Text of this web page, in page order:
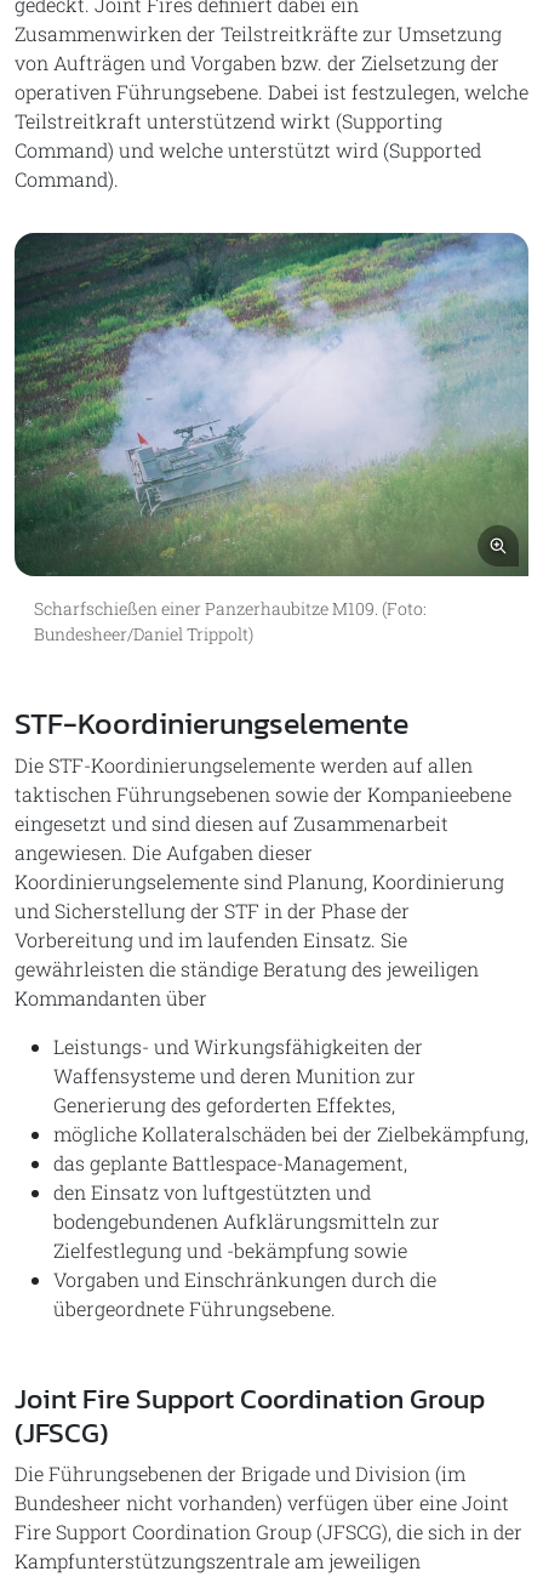
Zusammenwirken der Teilstreitkräfte zur Umsetzung
von Aufträgen und Vorgaben bzw. der Zielsetzung der
operativen Führungsebene. Dabei ist festzulegen, welche
Teilstreitkraft unterstützend wirkt (Supporting
Command) und welche unterstützt wird (Supported
Command).
Scharfschießen einer Panzerhaubitze M109. (Foto:
Bundesheer/Daniel Trippolt)
STF-Koordinierungselemente
Die STF-Koordinierungselemente werden auf allen
taktischen Führungsebenen sowie der Kompanieebene
eingesetzt und sind diesen auf Zusammenarbeit
angewiesen. Die Aufgaben dieser
Koordinierungselemente sind Planung, Koordinierung
und Sicherstellung der STF in der Phase der
Vorbereitung und im laufenden Einsatz. Sie
gewährleisten die ständige Beratung des jeweiligen
Kommandanten über
Leistungs- und Wirkungsfähigkeiten der
Waffensysteme und deren Munition zur
Generierung des geforderten Effektes,
mögliche Kollateralschäden bei der Zielbekämpfung,
das geplante Battlespace-Management,
den Einsatz von luftgestützten und
bodengebundenen Aufklärungsmitteln zur
Zielfestlegung und -bekämpfung sowie
Vorgaben und Einschränkungen durch die
übergeordnete Führungsebene.
Joint Fire Support Coordination Group
(JFSCG)
Die Führungsebenen der Brigade und Division (im
Bundesheer nicht vorhanden) verfügen über eine Joint
Fire Support Coordination Group (JFSCG), die sich in der
Kampfunterstützungszentrale am jeweiligen